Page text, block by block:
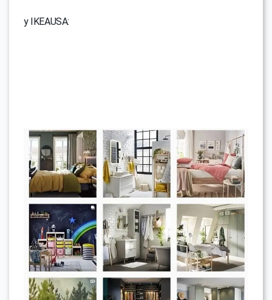
y IKEAUSA: